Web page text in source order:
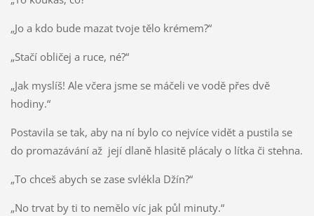
„Jo a kdo bude mazat tvoje tělo krémem?“
„Stačí obličej a ruce, né?“
„Jak myslíš! Ale včera jsme se máčeli ve vodě přes dvě
hodiny.“
Postavila se tak, aby na ní bylo co nejvíce vidět a pustila se
do promazávání až její dlaně hlasitě plácaly o lítka či stehna.
„To chceš abych se zase svlékla Džín?“
„No trvat by ti to nemělo víc jak půl minuty.“